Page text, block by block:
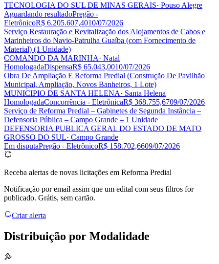
TECNOLOGIA DO SUL DE MINAS GERAIS· Pouso Alegre
Aguardando resultadoPregão -
EletrônicoR$ 6.205.607,4010/07/2026
Serviço Restauração e Revitalização dos Alojamentos de Cabos e
Marinheiros do Navio-Patrulha Guaíba (com Fornecimento de
Material) (1 Unidade)
COMANDO DA MARINHA· Natal
HomologadaDispensaR$ 65.043,0010/07/2026
Obra De Ampliação E Reforma Predial (Construção De Pavilhão
Municipal, Ampliação, Novos Banheiros, 1 Lote)
MUNICIPIO DE SANTA HELENA· Santa Helena
HomologadaConcorrência - EletrônicaR$ 368.755,6709/07/2026
Serviço de Reforma Predial – Gabinetes de Segunda Instância –
Defensoria Pública – Campo Grande – 1 Unidade
DEFENSORIA PUBLICA GERAL DO ESTADO DE MATO
GROSSO DO SUL· Campo Grande
Em disputaPregão - EletrônicoR$ 158.702,6609/07/2026
Receba alertas de novas licitações em Reforma Predial
Notificação por email assim que um edital com seus filtros for
publicado. Grátis, sem cartão.
Criar alerta
Distribuição por Modalidade